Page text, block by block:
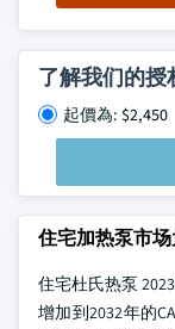
了解我们的授
起價為: $2,450
住宅加热泵市
住宅杜氏热泵
增加到2032年的